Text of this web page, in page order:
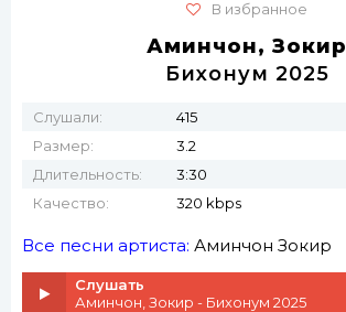
В избранное
Аминчон, Зокир
Бихонум 2025
Слушали:
415
Размер:
3.2
Длительность:
3:30
Качество:
320 kbps
Все песни артиста: Аминчон Зокир
Слушать
Аминчон, Зокир - Бихонум 2025